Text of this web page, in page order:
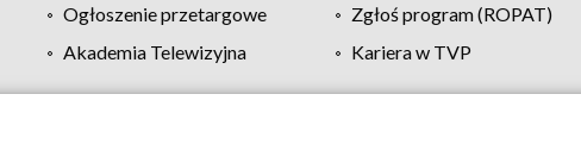
Ogłoszenie przetargowe Zgłoś program (ROPAT)
Akademia Telewizyjna Kariera w TVP